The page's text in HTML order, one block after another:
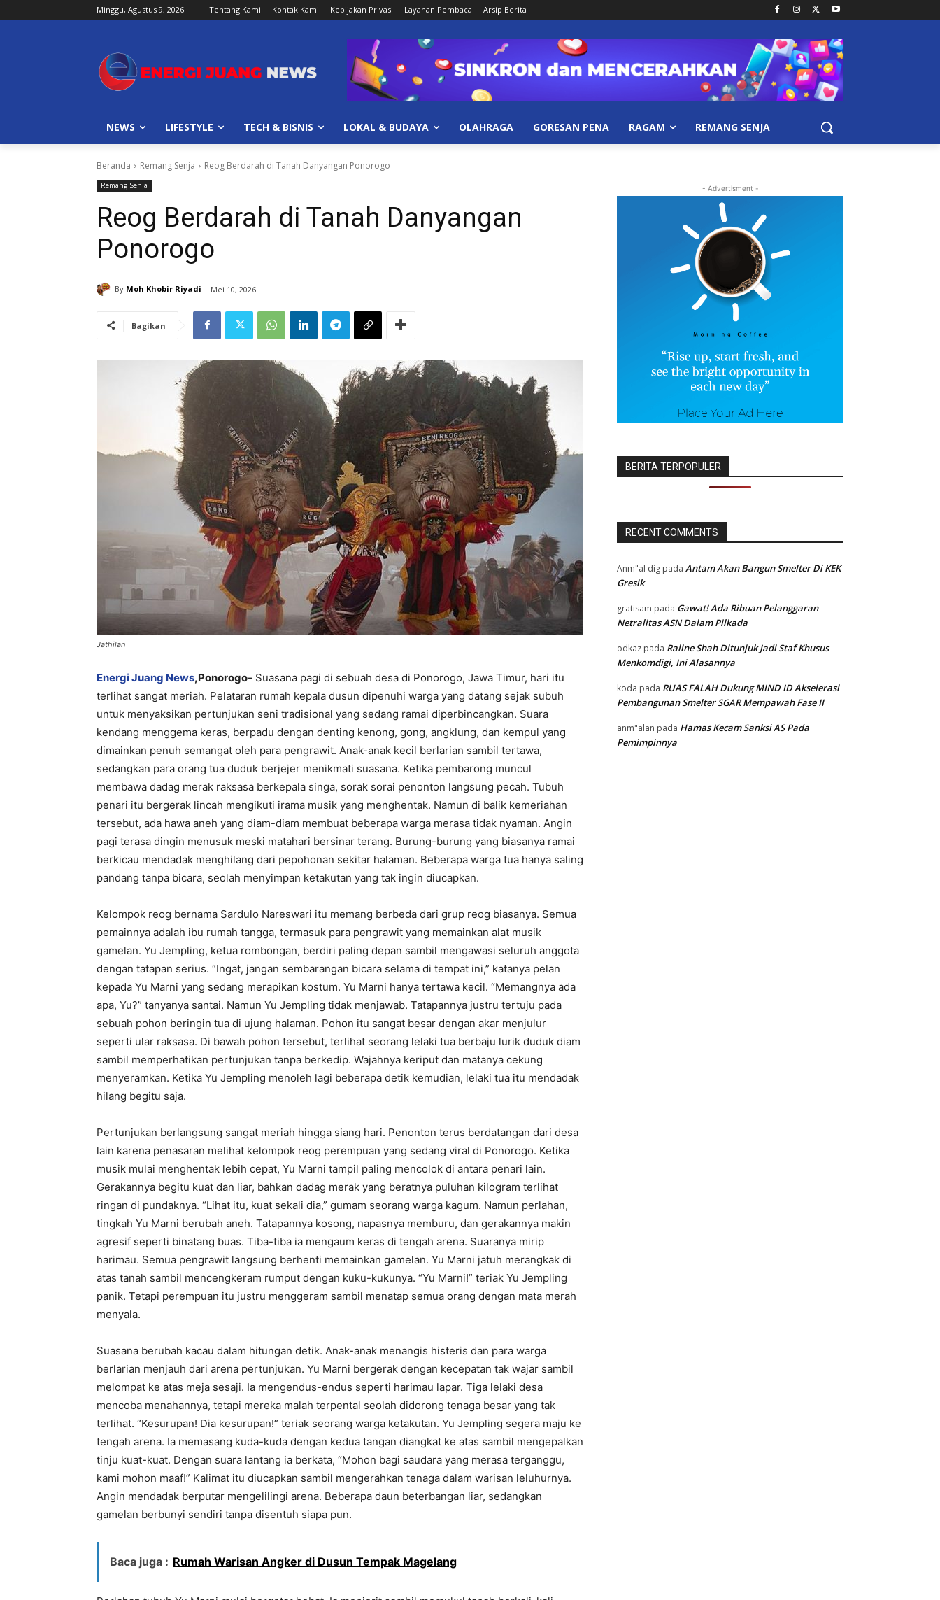
Minggu, Agustus 9, 2026 Tentang Kami Kontak Kami Kebijakan Privasi Layanan Pembaca Arsip Berita
NEWS LIFESTYLE TECH & BISNIS LOKAL & BUDAYA OLAHRAGA GORESAN PENA RAGAM REMANG SENJA
Beranda Remang Senja Reog Berdarah di Tanah Danyangan Ponorogo
Remang Senja
Reog Berdarah di Tanah Danyangan
Ponorogo
By Moh Khobir Riyadi Mei 10, 2026
Bagikan
Jathilan
Energi Juang News,Ponorogo- Suasana pagi di sebuah desa di Ponorogo, Jawa Timur, hari itu
terlihat sangat meriah. Pelataran rumah kepala dusun dipenuhi warga yang datang sejak subuh
untuk menyaksikan pertunjukan seni tradisional yang sedang ramai diperbincangkan. Suara
kendang menggema keras, berpadu dengan denting kenong, gong, angklung, dan kempul yang
dimainkan penuh semangat oleh para pengrawit. Anak-anak kecil berlarian sambil tertawa,
sedangkan para orang tua duduk berjejer menikmati suasana. Ketika pembarong muncul
membawa dadag merak raksasa berkepala singa, sorak sorai penonton langsung pecah. Tubuh
penari itu bergerak lincah mengikuti irama musik yang menghentak. Namun di balik kemeriahan
tersebut, ada hawa aneh yang diam-diam membuat beberapa warga merasa tidak nyaman. Angin
pagi terasa dingin menusuk meski matahari bersinar terang. Burung-burung yang biasanya ramai
berkicau mendadak menghilang dari pepohonan sekitar halaman. Beberapa warga tua hanya saling
pandang tanpa bicara, seolah menyimpan ketakutan yang tak ingin diucapkan.
Kelompok reog bernama Sardulo Nareswari itu memang berbeda dari grup reog biasanya. Semua
pemainnya adalah ibu rumah tangga, termasuk para pengrawit yang memainkan alat musik
gamelan. Yu Jempling, ketua rombongan, berdiri paling depan sambil mengawasi seluruh anggota
dengan tatapan serius. “Ingat, jangan sembarangan bicara selama di tempat ini,” katanya pelan
kepada Yu Marni yang sedang merapikan kostum. Yu Marni hanya tertawa kecil. “Memangnya ada
apa, Yu?” tanyanya santai. Namun Yu Jempling tidak menjawab. Tatapannya justru tertuju pada
sebuah pohon beringin tua di ujung halaman. Pohon itu sangat besar dengan akar menjulur
seperti ular raksasa. Di bawah pohon tersebut, terlihat seorang lelaki tua berbaju lurik duduk diam
sambil memperhatikan pertunjukan tanpa berkedip. Wajahnya keriput dan matanya cekung
menyeramkan. Ketika Yu Jempling menoleh lagi beberapa detik kemudian, lelaki tua itu mendadak
hilang begitu saja.
Pertunjukan berlangsung sangat meriah hingga siang hari. Penonton terus berdatangan dari desa
lain karena penasaran melihat kelompok reog perempuan yang sedang viral di Ponorogo. Ketika
musik mulai menghentak lebih cepat, Yu Marni tampil paling mencolok di antara penari lain.
Gerakannya begitu kuat dan liar, bahkan dadag merak yang beratnya puluhan kilogram terlihat
ringan di pundaknya. “Lihat itu, kuat sekali dia,” gumam seorang warga kagum. Namun perlahan,
tingkah Yu Marni berubah aneh. Tatapannya kosong, napasnya memburu, dan gerakannya makin
agresif seperti binatang buas. Tiba-tiba ia mengaum keras di tengah arena. Suaranya mirip
harimau. Semua pengrawit langsung berhenti memainkan gamelan. Yu Marni jatuh merangkak di
atas tanah sambil mencengkeram rumput dengan kuku-kukunya. “Yu Marni!” teriak Yu Jempling
panik. Tetapi perempuan itu justru menggeram sambil menatap semua orang dengan mata merah
menyala.
Suasana berubah kacau dalam hitungan detik. Anak-anak menangis histeris dan para warga
berlarian menjauh dari arena pertunjukan. Yu Marni bergerak dengan kecepatan tak wajar sambil
melompat ke atas meja sesaji. Ia mengendus-endus seperti harimau lapar. Tiga lelaki desa
mencoba menahannya, tetapi mereka malah terpental seolah didorong tenaga besar yang tak
terlihat. “Kesurupan! Dia kesurupan!” teriak seorang warga ketakutan. Yu Jempling segera maju ke
tengah arena. Ia memasang kuda-kuda dengan kedua tangan diangkat ke atas sambil mengepalkan
tinju kuat-kuat. Dengan suara lantang ia berkata, “Mohon bagi saudara yang merasa terganggu,
kami mohon maaf!” Kalimat itu diucapkan sambil mengerahkan tenaga dalam warisan leluhurnya.
Angin mendadak berputar mengelilingi arena. Beberapa daun beterbangan liar, sedangkan
gamelan berbunyi sendiri tanpa disentuh siapa pun.
Baca juga : Rumah Warisan Angker di Dusun Tempak Magelang
- Advertisment -
BERITA TERPOPULER
RECENT COMMENTS
Anm"al dig pada Antam Akan Bangun Smelter Di KEK
Gresik
gratisam pada Gawat! Ada Ribuan Pelanggaran
Netralitas ASN Dalam Pilkada
odkaz pada Raline Shah Ditunjuk Jadi Staf Khusus
Menkomdigi, Ini Alasannya
koda pada RUAS FALAH Dukung MIND ID Akselerasi
Pembangunan Smelter SGAR Mempawah Fase II
anm"alan pada Hamas Kecam Sanksi AS Pada
Pemimpinnya